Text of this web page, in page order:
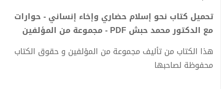
تحميل كتاب نحو إسلام حضاري وإخاء إنساني - حوارات
مع الدكتور محمد حبش PDF - مجموعة من المؤلفين
هذا الكتاب من تأليف مجموعة من المؤلفين و حقوق الكتاب
محفوظة لصاحبها